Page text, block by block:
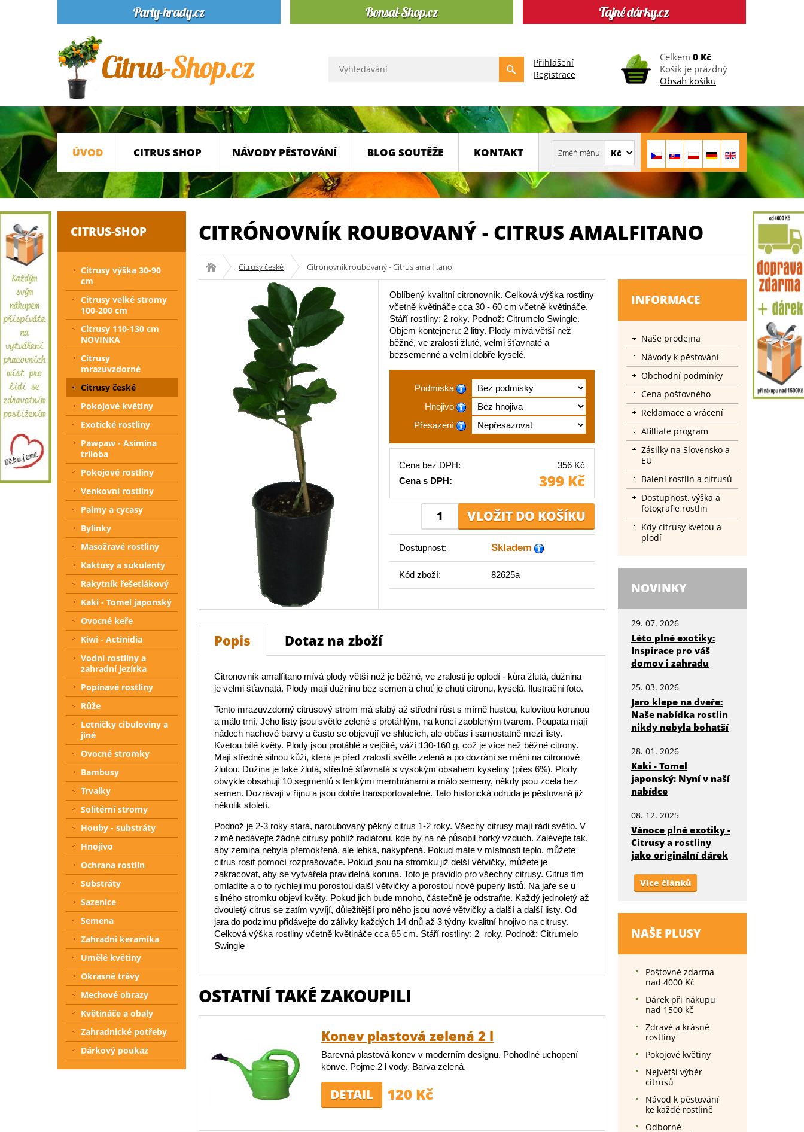
Přihlášení
Registrace
Celkem 0 Kč
Košík je prázdný
Obsah košíku
ÚVOD CITRUS SHOP NÁVODY PĚSTOVÁNÍ BLOG SOUTĚŽE KONTAKT
CITRÓNOVNÍK ROUBOVANÝ - CITRUS AMALFITANO
Citrusy české Citrónovník roubovaný - Citrus amalfitano
Oblíbený kvalitní citronovník. Celková výška rostliny
včetně květináče cca 30 - 60 cm včetně květináče.
Stáří rostliny: 2 roky. Podnož: Citrumelo Swingle.
Objem kontejneru: 2 litry. Plody mívá větší než
běžné, ve zralosti žluté, velmi šťavnaté a
bezsemenné a velmi dobře kyselé.
Podmiska
Hnojivo
Přesazení
Cena bez DPH:
356 Kč
Cena s DPH:
399 Kč
Dostupnost: Skladem
Kód zboží: 82625a
Popis Dotaz na zboží
Citronovník amalfitano mívá plody větší než je běžné, ve zralosti je oplodí - kůra žlutá, dužnina
je velmi šťavnatá. Plody mají dužninu bez semen a chuť je chutí citronu, kyselá. Ilustrační foto.
Tento mrazuvzdorný citrusový strom má slabý až střední růst s mírně hustou, kulovitou korunou
a málo trní. Jeho listy jsou světle zelené s protáhlým, na konci zaobleným tvarem. Poupata mají
nádech nachové barvy a často se objevují ve shlucích, ale občas i samostatně mezi listy.
Kvetou bílé květy. Plody jsou protáhlé a vejčité, váží 130-160 g, což je více než běžné citrony.
Mají středně silnou kůži, která je před zralostí světle zelená a po dozrání se mění na citronově
žlutou. Dužina je také žlutá, středně šťavnatá s vysokým obsahem kyseliny (přes 6%). Plody
obvykle obsahují 10 segmentů s tenkými membránami a málo semeny, někdy jsou zcela bez
semen. Dozrávají v říjnu a jsou dobře transportovatelné. Tato historická odruda je pěstovaná již
několik století.
Podnož je 2-3 roky stará, naroubovaný pěkný citrus 1-2 roky. Všechy citrusy mají rádi světlo. V
zimě nedávejte žádné citrusy poblíž radiátoru, kde by na ně působil horký vzduch. Zalévejte tak,
aby zemina nebyla přemokřená, ale lehká, nakypřená. Pokud máte v místnosti teplo, můžete
citrus rosit pomocí rozprašovače. Pokud jsou na stromku již delší větvičky, můžete je
zakracovat, aby se vytvářela pravidelná koruna. Toto je pravidlo pro všechny citrusy. Citrus tím
omladíte a o to rychleji mu porostou další větvičky a porostou nové pupeny listů. Na jaře se u
silného stromku objeví květy. Pokud jich bude mnoho, částečně je odstraňte. Každý jednoletý až
dvouletý citrus se zatím vyvíjí, důležitější pro něho jsou nové větvičky a další a další listy. Od
jara do podzimu přidávejte do zálivky každých 14 dnů až 3 týdny kvalitní hnojivo na citrusy.
Celková výška rostliny včetně květináče cca 65 cm. Stáří rostliny: 2 roky. Podnož: Citrumelo
Swingle
OSTATNÍ TAKÉ ZAKOUPILI
Konev plastová zelená 2 l
Barevná plastová konev v moderním designu. Pohodlné uchopení
konve. Pojme 2 l vody. Barva zelená.
DETAIL 120 Kč
INFORMACE
Naše prodejna
Návody k pěstování
Obchodní podmínky
Cena poštovného
Reklamace a vrácení
Afilliate program
Zásilky na Slovensko a
EU
Balení rostlin a citrusů
Dostupnost, výška a
fotografie rostlin
Kdy citrusy kvetou a
plodí
NOVINKY
29. 07. 2026
Léto plné exotiky:
Inspirace pro váš
domov i zahradu
25. 03. 2026
Jaro klepe na dveře:
Naše nabídka rostlin
nikdy nebyla bohatší
28. 01. 2026
Kaki - Tomel
japonský: Nyní v naší
nabídce
08. 12. 2025
Vánoce plné exotiky -
Citrusy a rostliny
jako originální dárek
Více článků
NAŠE PLUSY
Poštovné zdarma
nad 4000 Kč
Dárek při nákupu
nad 1500 kč
Zdravé a krásné
rostliny
Pokojové květiny
Největší výběr
citrusů
Návod k pěstování
ke každé rostlině
Odborné
CITRUS-SHOP
Citrusy výška 30-90
cm
Citrusy velké stromy
100-200 cm
Citrusy 110-130 cm
NOVINKA
Citrusy
mrazuvzdorné
Citrusy české
Pokojové květiny
Exotické rostliny
Pawpaw - Asimina
triloba
Pokojové rostliny
Venkovní rostliny
Palmy a cycasy
Bylinky
Masožravé rostliny
Kaktusy a sukulenty
Rakytník řešetlákový
Kaki - Tomel japonský
Ovocné keře
Kiwi - Actinidia
Vodní rostliny a
zahradní jezírka
Popínavé rostliny
Růže
Letničky cibuloviny a
jiné
Ovocné stromky
Bambusy
Trvalky
Solitérní stromy
Houby - substráty
Hnojivo
Ochrana rostlin
Substráty
Sazenice
Semena
Zahradní keramika
Umělé květiny
Okrasné trávy
Mechové obrazy
Květináče a obaly
Zahradnické potřeby
Dárkový poukaz